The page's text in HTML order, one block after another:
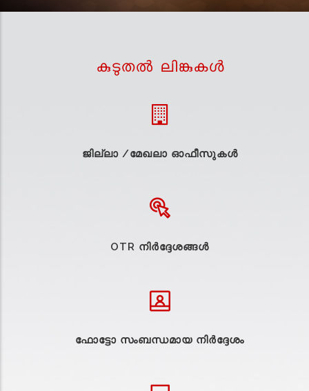
കുടുതല്‍ ലിങ്കുകള്‍
ജില്ലാ /മേഖലാ ഓഫീസുകള്‍
OTR നിർദ്ദേശങ്ങൾ
ഫോട്ടോ സംബന്ധമായ നിർദ്ദേശം